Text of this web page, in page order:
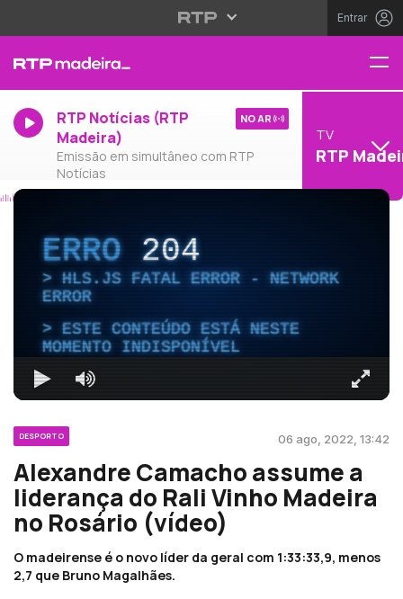
Entrar
RTP Notícias (RTP
Madeira)
Emissão em simultâneo com RTP
Notícias
NO AR
TV
RTP
ERRO204
HLS.JS FATAL ERROR - NETWORK
ERROR
ESTE CONTEÚDO ESTÁ NESTE
MOMENTO INDISPONÍVEL
DESPORTO 06 ago, 2022, 13:42
Alexandre Camacho assume a
liderança do Rali Vinho Madeira
no Rosário (vídeo)
O madeirense é o novo líder da geral com 1:33:33,9, menos
2,7 que Bruno Magalhães.